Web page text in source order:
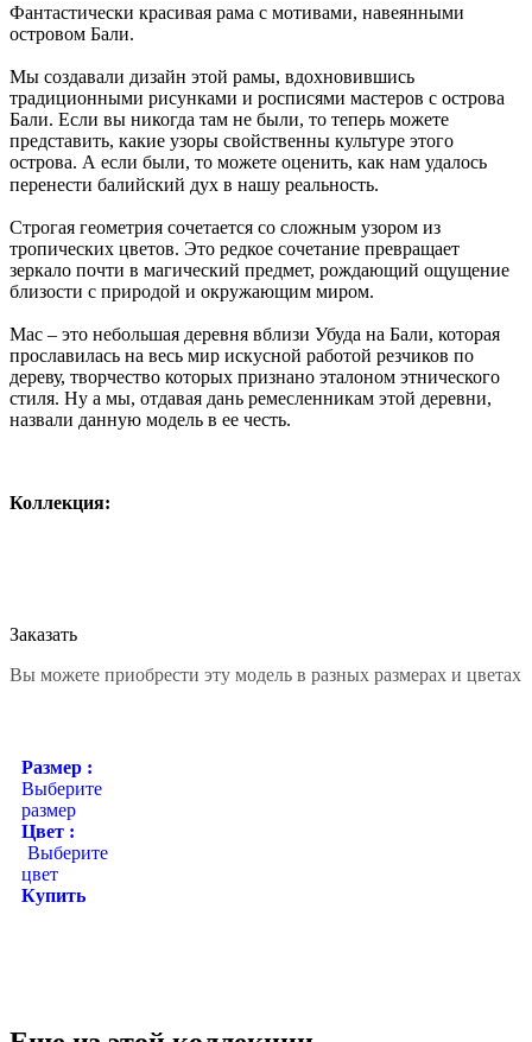
Фантастически красивая рама с мотивами, навеянными
островом Бали.
Мы создавали дизайн этой рамы, вдохновившись
традиционными рисунками и росписями мастеров с острова
Бали. Если вы никогда там не были, то теперь можете
представить, какие узоры свойственны культуре этого
острова. А если были, то можете оценить, как нам удалось
перенести балийский дух в нашу реальность. ⠀
Строгая геометрия сочетается со сложным узором из
тропических цветов. Это редкое сочетание превращает
зеркало почти в магический предмет, рождающий ощущение
близости с природой и окружающим миром.
Мас – это небольшая деревня вблизи Убуда на Бали, которая
прославилась на весь мир искусной работой резчиков по
дереву, творчество которых признано эталоном этнического
стиля. Ну а мы, отдавая дань ремесленникам этой деревни,
назвали данную модель в ее честь.
Коллекция:
Заказать
Вы можете приобрести эту модель в разных размерах и цветах
Размер :
Выберите
размер
Цвет :
Выберите
цвет
Купить